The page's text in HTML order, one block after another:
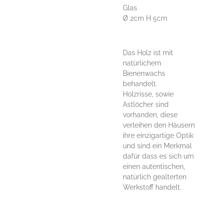
Glas
Ø 2cm H 5cm
Das Holz ist mit
natürlichem
Bienenwachs
behandelt.
Holzrisse, sowie
Astlöcher sind
vorhanden, diese
verleihen den Häusern
ihre einzigartige Optik
und sind ein Merkmal
dafür dass es sich um
einen autentischen,
natürlich gealterten
Werkstoff handelt.